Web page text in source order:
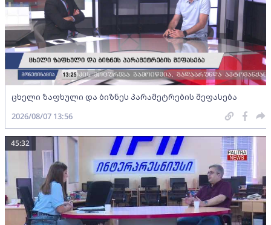
ცხელი ზაფხული და ბიზნეს პარამეტრების შეფასება
2026/08/07 13:56
45:32